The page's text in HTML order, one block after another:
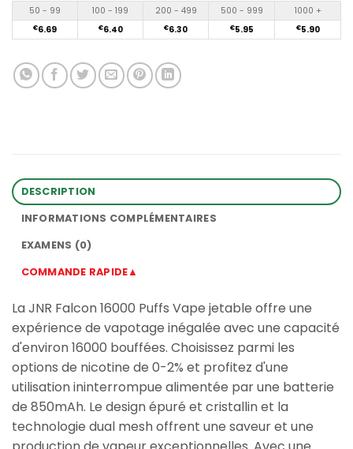
50 - 99 100 - 199 200 - 499 500 - 999 1000 +
€6.69 €6.40 €6.30 €5.95 €5.90
DESCRIPTION
INFORMATIONS COMPLÉMENTAIRES
EXAMENS (0)
COMMANDE RAPIDE▲
La JNR Falcon 16000 Puffs Vape jetable offre une
expérience de vapotage inégalée avec une capacité
d'environ 16000 bouffées. Choisissez parmi les
options de nicotine de 0-2% et profitez d'une
utilisation ininterrompue alimentée par une batterie
de 850mAh. Le design épuré et cristallin et la
technologie dual mesh offrent une saveur et une